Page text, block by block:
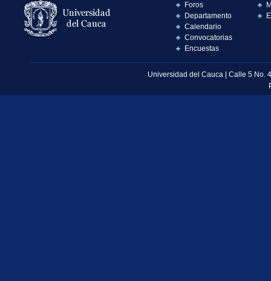
Foros
Departamento
Calendario
Convocatorias
Encuestas
Universidad del Cauca | Calle 5 No.